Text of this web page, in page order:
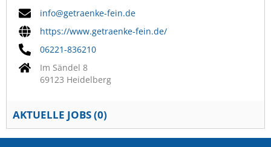
info@getraenke-fein.de
https://www.getraenke-fein.de/
06221-836210
Im Sändel 8
69123 Heidelberg
AKTUELLE JOBS (0)